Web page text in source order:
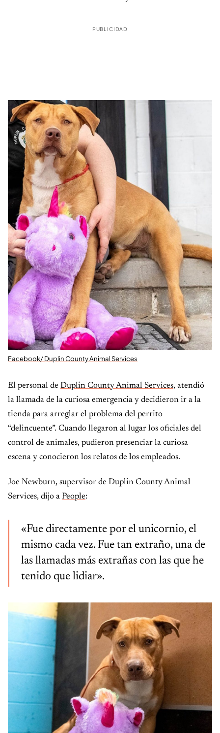
PUBLICIDAD
Facebook/ Duplin County Animal Services
El personal de Duplin County Animal Services, atendió
la llamada de la curiosa emergencia y decidieron ir a la
tienda para arreglar el problema del perrito
“delincuente”. Cuando llegaron al lugar los oficiales del
control de animales, pudieron presenciar la curiosa
escena y conocieron los relatos de los empleados.
Joe Newburn, supervisor de Duplin County Animal
Services, dijo a People:
«Fue directamente por el unicornio, el
mismo cada vez. Fue tan extraño, una de
las llamadas más extrañas con las que he
tenido que lidiar».